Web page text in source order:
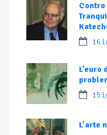
16
15
L’arte